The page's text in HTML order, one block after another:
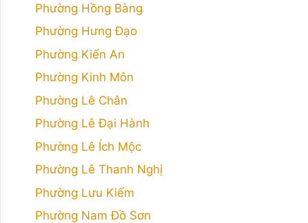
Phường Hồng Bàng
Phường Hưng Đạo
Phường Kiến An
Phường Kinh Môn
Phường Lê Chân
Phường Lê Đại Hành
Phường Lê Ích Mộc
Phường Lê Thanh Nghị
Phường Lưu Kiếm
Phường Nam Đồ Sơn